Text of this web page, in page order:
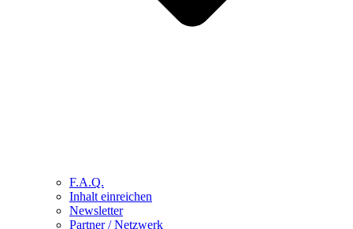
F.A.Q.
Inhalt einreichen
Newsletter
Partner / Netzwerk